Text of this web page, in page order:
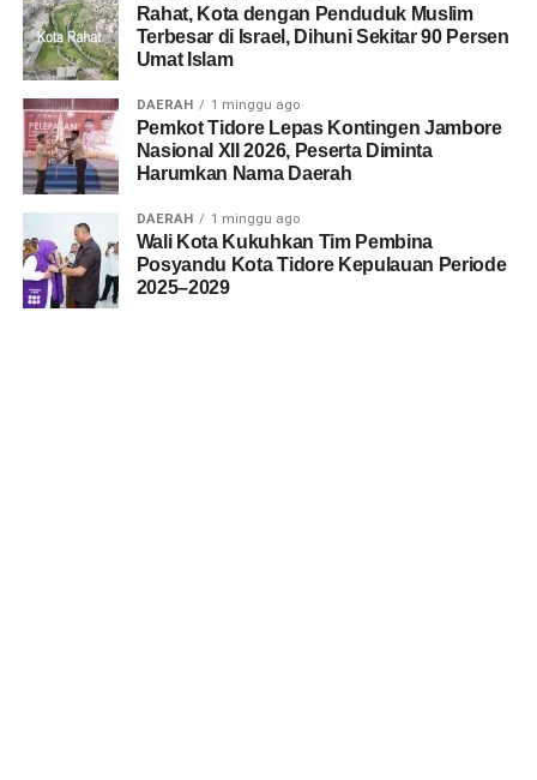
Rahat, Kota dengan Penduduk Muslim
Terbesar di Israel, Dihuni Sekitar 90 Persen
Umat Islam
DAERAH 1 minggu ago
Pemkot Tidore Lepas Kontingen Jambore
Nasional XII 2026, Peserta Diminta
Harumkan Nama Daerah
DAERAH 1 minggu ago
Wali Kota Kukuhkan Tim Pembina
Posyandu Kota Tidore Kepulauan Periode
2025–2029